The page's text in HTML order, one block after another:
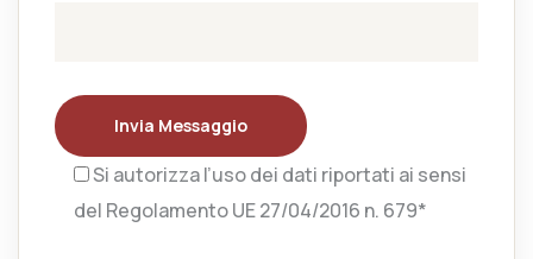
Invia Messaggio
Si autorizza l’uso dei dati riportati ai sensi
del Regolamento UE 27/04/2016 n. 679*